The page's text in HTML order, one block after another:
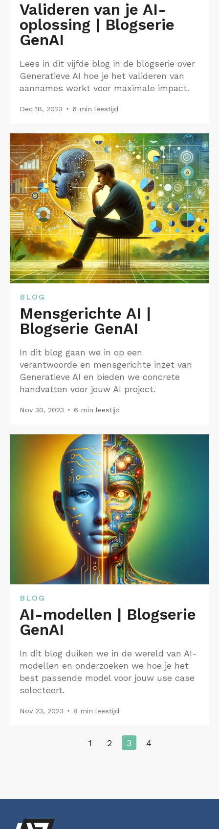
Valideren van je AI-
oplossing | Blogserie
GenAI
Lees in dit vijfde blog in de blogserie over
Generatieve AI hoe je het valideren van
aannames werkt voor maximale impact.
Dec 18, 2023 6 min leestijd
BLOG
Mensgerichte AI |
Blogserie GenAI
In dit blog gaan we in op een
verantwoorde en mensgerichte inzet van
Generatieve AI en bieden we concrete
handvatten voor jouw AI project.
Nov 30, 2023 6 min leestijd
BLOG
AI-modellen | Blogserie
GenAI
In dit blog duiken we in de wereld van AI-
modellen en onderzoeken we hoe je het
best passende model voor jouw use case
selecteert.
Nov 23, 2023 8 min leestijd
1 2 3 4